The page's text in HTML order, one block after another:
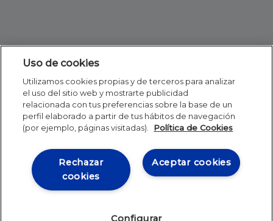
Uso de cookies
Utilizamos cookies propias y de terceros para analizar
el uso del sitio web y mostrarte publicidad
relacionada con tus preferencias sobre la base de un
perfil elaborado a partir de tus hábitos de navegación
(por ejemplo, páginas visitadas).
Política de Cookies
Aceptar cookies
Rechazar
cookies
Configurar